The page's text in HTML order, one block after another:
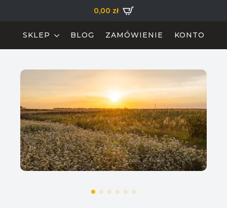
0,00 zł
SKLEP BLOG ZAMÓWIENIE KONTO